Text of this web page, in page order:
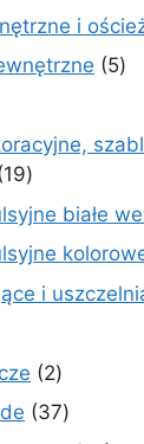
i
55
1919
produktów
białe
i
22
produkty
3737